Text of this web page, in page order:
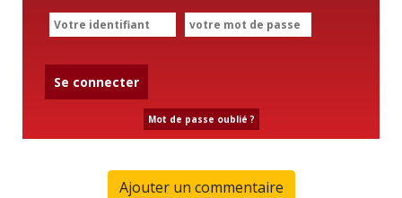
Se connecter
Mot de passe oublié ?
Ajouter un commentaire